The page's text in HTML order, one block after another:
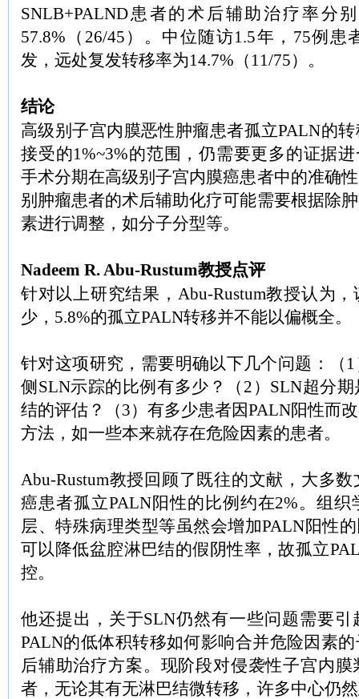
SNLB+PALND患者的术后辅助治疗率分
57.8%（26/45）。中位随访1.5年，75例患
发，远处复发转移率为14.7%（11/75）。
结论
高级别子宫内膜恶性肿瘤患者孤立PALN的
接受的1%~3%的范围，仍需要更多的证据
手术分期在高级别子宫内膜癌患者中的准确
别肿瘤患者的术后辅助化疗可能需要根据除
素进行调整，如分子分型等。
Nadeem R. Abu-Rustum教授点评
针对以上研究结果，Abu-Rustum教授认为
少，5.8%的孤立PALN转移并不能以偏概全。
针对这项研究，需要明确以下几个问题：（
侧SLN示踪的比例有多少？（2）SLN超分
结的评估？（3）有多少患者因PALN阳性而
方法，如一些本来就存在危险因素的患者。
Abu-Rustum教授回顾了既往的文献，大多
癌患者孤立PALN阳性的比例约在2%。组
层、特殊病理类型等虽然会增加PALN阳性
可以降低盆腔淋巴结的假阴性率，故孤立
控。
他还提出，关于SLN仍然有一些问题需要
PALN的低体积转移如何影响合并危险因素
后辅助治疗方案。现阶段对侵袭性子宫内
者，无论其有无淋巴结微转移，许多中心仍